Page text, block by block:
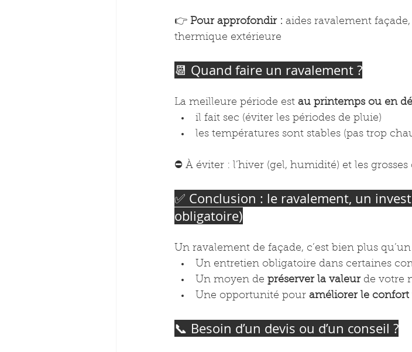
👉 Pour approfondir : aides ravalement
thermique extérieure
📆 Quand faire un ravalement ?
La meilleure période est au printemps ou en
il fait sec (éviter les périodes de pluie)
les températures sont stables (pas trop
⛔️ À éviter : l’hiver (gel, humidité) et les grosses
✅ Conclusion : le ravalement, un
obligatoire)
Un ravalement de façade, c’est bien plus
Un entretien obligatoire dans certaines
Un moyen de préserver la valeur de votre
Une opportunité pour améliorer le
📞 Besoin d’un devis ou d’un conseil ?